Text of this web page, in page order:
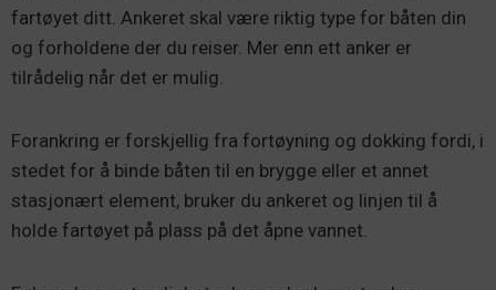
fartøyet ditt. Ankeret skal være riktig type for båten din
og forholdene der du reiser. Mer enn ett anker er
tilrådelig når det er mulig.
Forankring er forskjellig fra fortøyning og dokking fordi, i
stedet for å binde båten til en brygge eller et annet
stasjonært element, bruker du ankeret og linjen til å
holde fartøyet på plass på det åpne vannet.